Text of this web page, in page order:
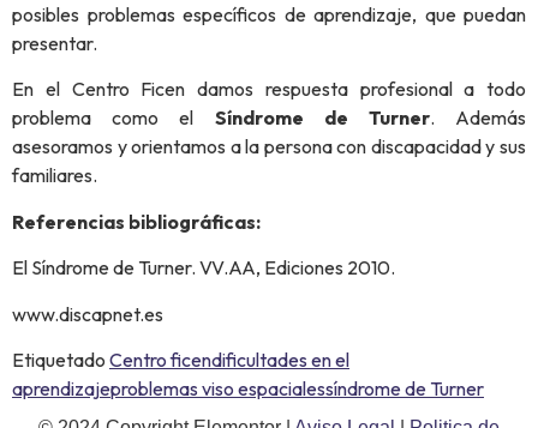
posibles problemas específicos de aprendizaje, que puedan
presentar.
En el Centro Ficen damos respuesta profesional a todo
problema como el Síndrome de Turner. Además
asesoramos y orientamos a la persona con discapacidad y sus
familiares.
Referencias bibliográficas:
El Síndrome de Turner. VV.AA, Ediciones 2010.
www.discapnet.es
Etiquetado Centro ficendificultades en el
aprendizajeproblemas viso espacialessíndrome de Turner